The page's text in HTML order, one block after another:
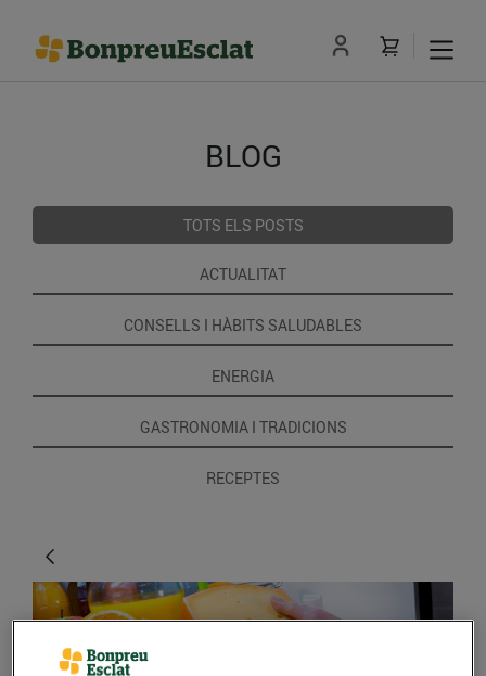
BLOG
TOTS ELS POSTS
ACTUALITAT
CONSELLS I HÀBITS SALUDABLES
ENERGIA
GASTRONOMIA I TRADICIONS
RECEPTES